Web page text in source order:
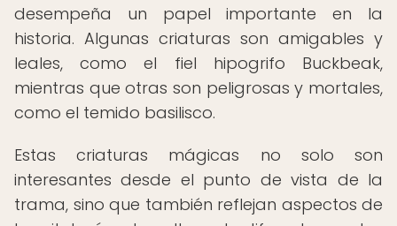
desempeña un papel importante en la
historia. Algunas criaturas son amigables y
leales, como el fiel hipogrifo Buckbeak,
mientras que otras son peligrosas y mortales,
como el temido basilisco.
Estas criaturas mágicas no solo son
interesantes desde el punto de vista de la
trama, sino que también reflejan aspectos de